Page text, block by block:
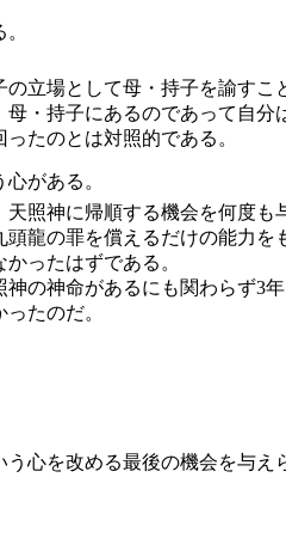
場として母・持子を諭すこ
・持子にあるのであって自分
たのとは対照的である。
がある。
照神に帰順する機会を何度も
の罪を償えるだけの能力を
ったはずである。
の神命があるにも関わらず3年
たのだ。
心を改める最後の機会を与え